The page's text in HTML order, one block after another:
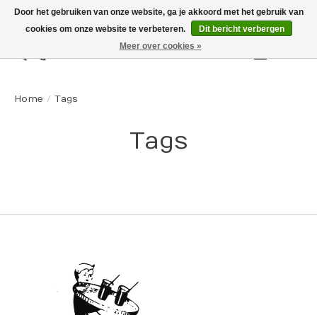
Home / Tags
Tags
Door het gebruiken van onze website, ga je akkoord met het gebruik van
cookies om onze website te verbeteren.
Dit bericht verbergen
Meer over cookies »